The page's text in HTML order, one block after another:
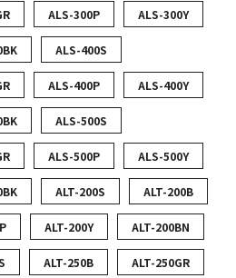
ALS-300P ALS-300Y
ALS-400S
ALS-400P ALS-400Y
ALS-500S
ALS-500P ALS-500Y
ALT-200S ALT-200B
ALT-200Y ALT-200BN
ALT-250B ALT-250GR